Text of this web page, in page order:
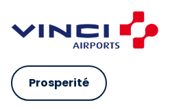
Prosperité